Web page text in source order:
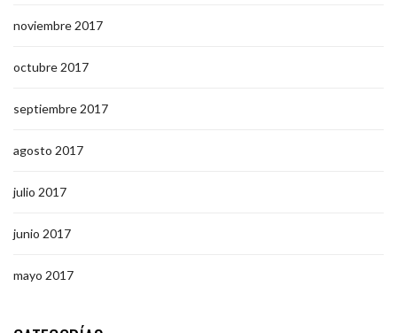
noviembre 2017
octubre 2017
septiembre 2017
agosto 2017
julio 2017
junio 2017
mayo 2017